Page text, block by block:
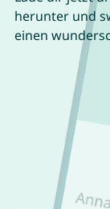
herunter und
einen